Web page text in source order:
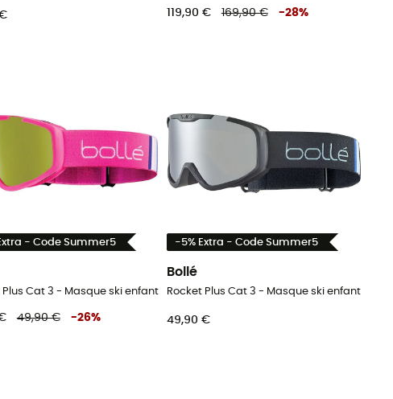
119,90 € 169,90 € -28%
- Code Summer5
Plus Cat 3 - Masque ski enfant
49,90 € -26%
-5% Extra - Code Summer5
Bollé
Rocket Plus Cat 3 - Masque ski enfant
49,90 €